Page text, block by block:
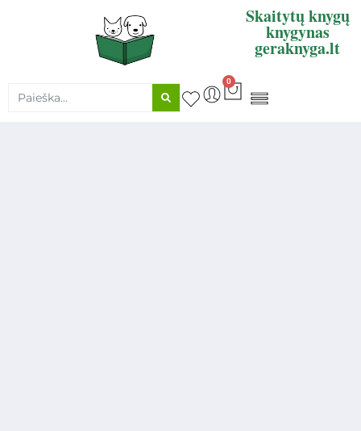
Skaitytų knygų
knygynas
geraknyga.lt
0